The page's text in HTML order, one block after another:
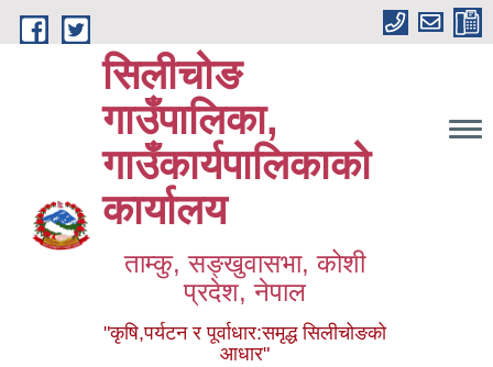
Skip to main content
सिलीचोङ
गाउँपालिका,
गाउँकार्यपालिकाको
कार्यालय
ताम्कु, सङ्‍खुवासभा, कोशी
प्रदेश, नेपाल
"कृषि,पर्यटन र पूर्वाधार:समृद्ध सिलीचोङको
आधार"